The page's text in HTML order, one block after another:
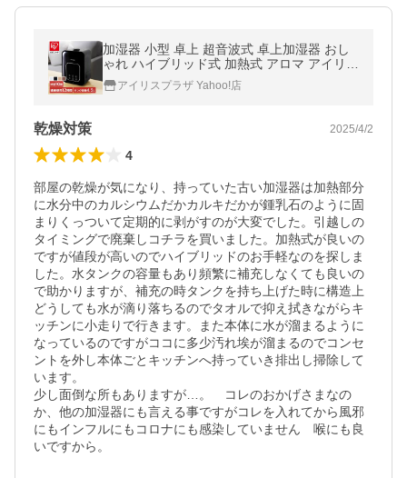
加湿器 小型 卓上 超音波式 卓上加湿器 おし
ゃれ ハイブリッド式 加熱式 アロマ アイリス
オーヤマ 大容量 PH-UH35 安心延長保証対象
アイリスプラザ Yahoo!店
乾燥対策 2025/4/2
4
部屋の乾燥が気になり、持っていた古い加湿器は加熱部分
に水分中のカルシウムだかカルキだかが鍾乳石のように固
まりくっついて定期的に剥がすのが大変でした。引越しの
タイミングで廃棄しコチラを買いました。加熱式が良いの
ですが値段が高いのでハイブリッドのお手軽なのを探しま
した。水タンクの容量もあり頻繁に補充しなくても良いの
で助かりますが、補充の時タンクを持ち上げた時に構造上
どうしても水が滴り落ちるのでタオルで抑え拭きながらキ
ッチンに小走りで行きます。また本体に水が溜まるように
なっているのですがココに多少汚れ埃が溜まるのでコンセ
ントを外し本体ごとキッチンへ持っていき排出し掃除して
います。
少し面倒な所もありますが…。　コレのおかげさまなの
か、他の加湿器にも言える事ですがコレを入れてから風邪
にもインフルにもコロナにも感染していません　喉にも良
いですから。